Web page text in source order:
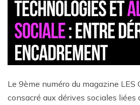
Le 9ème numéro du magazine LES
consacré aux dérives sociales liées